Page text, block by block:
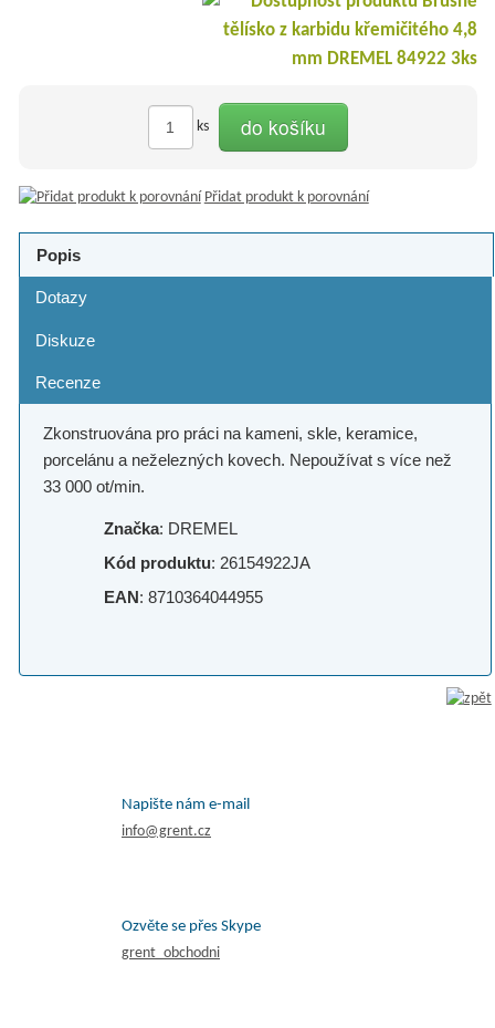
ks do košíku
Přidat produkt k porovnání
Popis
Dotazy
Diskuze
Recenze
Zkonstruována pro práci na kameni, skle, keramice,
porcelánu a neželezných kovech. Nepoužívat s více než
33 000 ot/min.
Značka: DREMEL
Kód produktu: 26154922JA
EAN: 8710364044955
Napište nám e-mail
info@grent.cz
Ozvěte se přes Skype
grent_obchodni